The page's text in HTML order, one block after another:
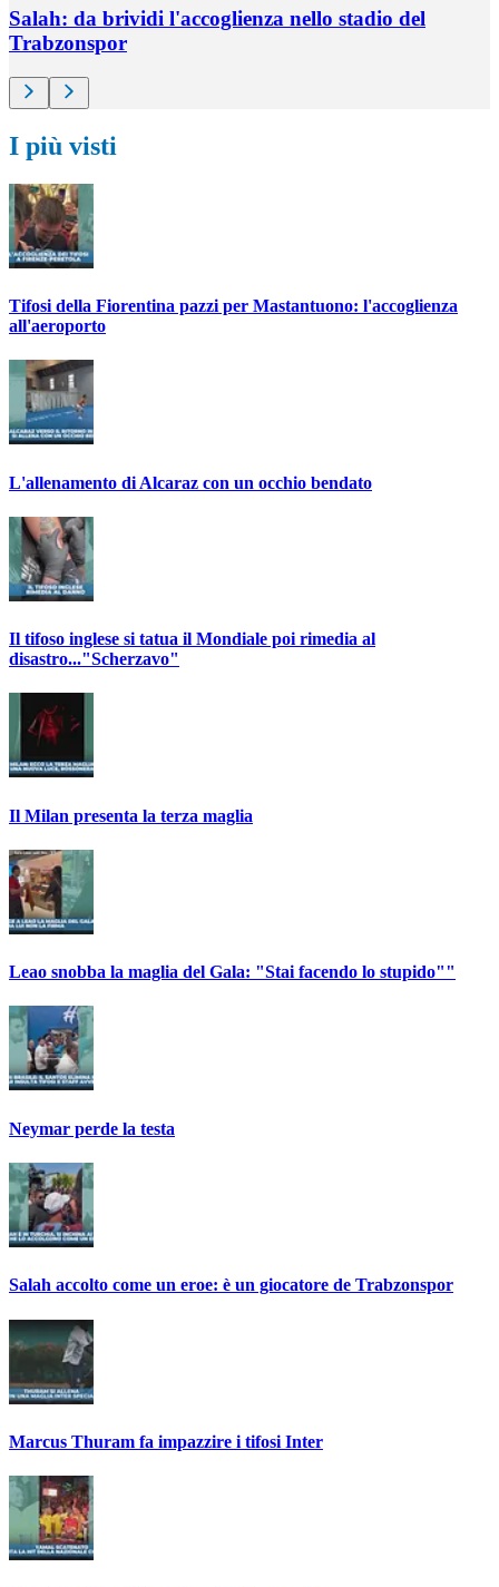
Salah: da brividi l'accoglienza nello stadio del
Trabzonspor
I più visti
Tifosi della Fiorentina pazzi per Mastantuono: l'accoglienza
all'aeroporto
L'allenamento di Alcaraz con un occhio bendato
Il tifoso inglese si tatua il Mondiale poi rimedia al
disastro..."Scherzavo"
Il Milan presenta la terza maglia
Leao snobba la maglia del Gala: "Stai facendo lo stupido""
Neymar perde la testa
Salah accolto come un eroe: è un giocatore de Trabzonspor
Marcus Thuram fa impazzire i tifosi Inter